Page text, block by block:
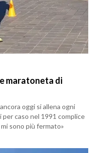
maratoneta di
oggi si allena ogni
per caso nel 1991 complice
sono più fermato»